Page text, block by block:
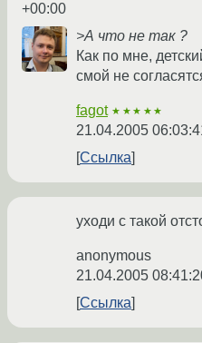
+00:00
>А что не так ?
Как по мне,
смой не
fagot ★★★★★
21.04.2005
Ссылка
уходи с такой
anonymous
21.04.2005
Ссылка